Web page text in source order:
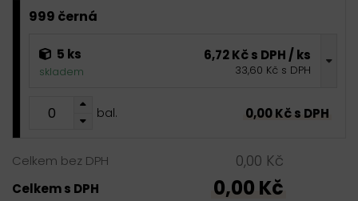
999 černá
5 ks
skladem
6,72 Kč s DPH / ks
33,60 Kč s DPH
bal. 0,00 Kč s DPH
Celkem bez DPH 0,00 Kč
Celkem s DPH 0,00 Kč